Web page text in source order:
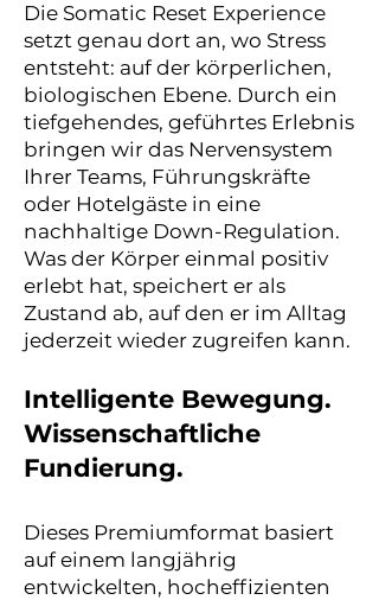
Die Somatic Reset Experience
setzt genau dort an, wo Stress
entsteht: auf der körperlichen,
biologischen Ebene. Durch ein
tiefgehendes, geführtes Erlebnis
bringen wir das Nervensystem
Ihrer Teams, Führungskräfte
oder Hotelgäste in eine
nachhaltige Down-Regulation.
Was der Körper einmal positiv
erlebt hat, speichert er als
Zustand ab, auf den er im Alltag
jederzeit wieder zugreifen kann.
Intelligente Bewegung.
Wissenschaftliche
Fundierung.
Dieses Premiumformat basiert
auf einem langjährig
entwickelten, hocheffizienten